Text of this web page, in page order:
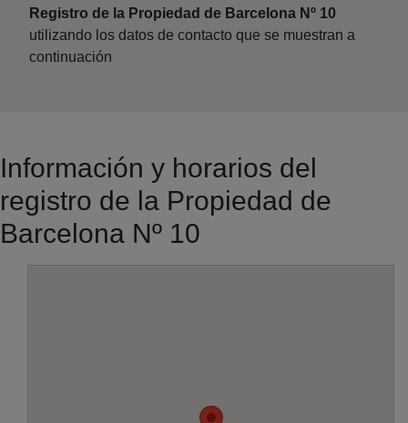
Registro de la Propiedad de Barcelona Nº 10
utilizando los datos de contacto que se muestran a
continuación
Información y horarios del
registro de la Propiedad de
Barcelona Nº 10